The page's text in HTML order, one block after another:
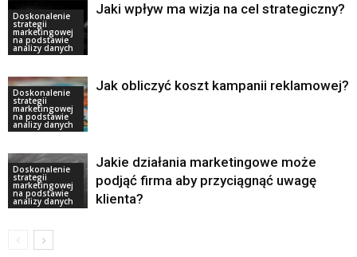
Doskonalenie
strategii
marketingowej
na podstawie
analizy danych
Jaki wpływ ma wizja na cel strategiczny?
Doskonalenie
strategii
marketingowej
na podstawie
analizy danych
Jak obliczyć koszt kampanii reklamowej?
Doskonalenie
strategii
marketingowej
na podstawie
analizy danych
Jakie działania marketingowe może
podjąć firma aby przyciągnąć uwagę
klienta?